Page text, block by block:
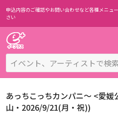
申込内容のご確認やお問い合わせなど各種メニュー
さい
あっちこっちカンパニ～ <愛
山・2026/9/21(月・祝))